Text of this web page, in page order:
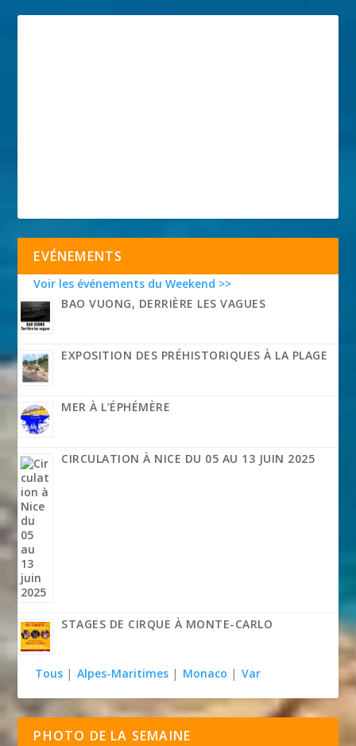
EVÉNEMENTS
Voir les événements du Weekend >>
BAO VUONG, DERRIÈRE LES VAGUES
EXPOSITION DES PRÉHISTORIQUES À LA PLAGE
MER À L’ÉPHÉMÈRE
CIRCULATION À NICE DU 05 AU 13 JUIN 2025
STAGES DE CIRQUE À MONTE-CARLO
Tous | Alpes-Maritimes | Monaco | Var
PHOTO DE LA SEMAINE